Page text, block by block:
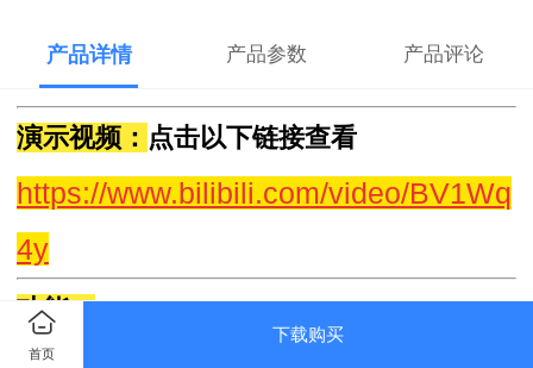
产品详情 产品参数 产品评论
演示视频： 点击以下链接查看
https://www.bilibili.com/video/BV1Wq
4y
功能：
1.数字电子钟能够显示时、分、秒。
首页
下载购买